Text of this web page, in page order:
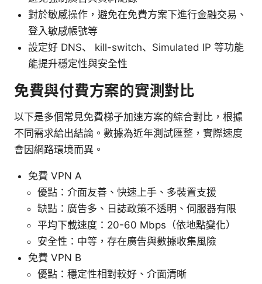
對於敏感操作，避免在免費方案下進行金融交易、
登入敏感帳號等
設定好 DNS、 kill-switch、Simulated IP 等功能
能提升穩定性與安全性
免費與付費方案的實測對比
以下是多個常見免費梯子加速方案的綜合對比，根據
不同需求給出結論。數據為近年測試匯整，實際速度
會因網路環境而異。
免費 VPN A
優點：介面友善、快速上手、多裝置支援
缺點：廣告多、日誌政策不透明、伺服器有限
平均下載速度：20-60 Mbps（依地點變化）
安全性：中等，存在廣告與數據收集風險
免費 VPN B
優點：穩定性相對較好、介面清晰